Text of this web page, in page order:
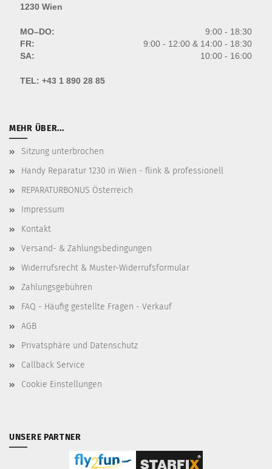
1230 Wien
MO–DO:
9:00 - 18:30
FR:
9:00 - 12:00 & 14:00 - 18:30
SA:
10:00 - 16:00
TEL: +43 1 890 28 85
MEHR ÜBER...
Sitzung unterbrochen
Handy Reparatur 1230 in Wien - flink & professionell
REPARATURBONUS Österreich
Impressum
Kontakt
Versand- & Zahlungsbedingungen
Widerrufsrecht & Muster-Widerrufsformular
Zahlungsgebühren
FAQ - Häufig gestellte Fragen - Verkauf
AGB
Privatsphäre und Datenschutz
Callback Service
Cookie Einstellungen
UNSERE PARTNER